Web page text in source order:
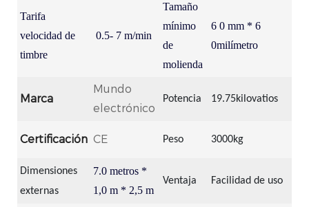
Tarifa
velocidad de
timbre
0.5- 7 m/min
Tamaño
mínimo
de
molienda
6 0 mm * 6
0milímetro
Marca
Mundo
electrónico
Potencia 19.75kilovatios
Certificación CE Peso 3000kg
Dimensiones
externas
7.0 metros *
1,0 m * 2,5 m
Ventaja Facilidad de uso